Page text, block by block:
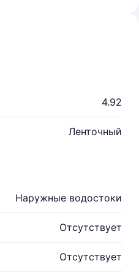
4.92
Ленточный
Наружные водостоки
Отсутствует
Отсутствует